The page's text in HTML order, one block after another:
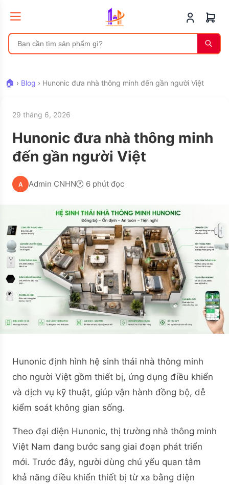
🏠 › Blog › Hunonic đưa nhà thông minh đến gần người Việt
29 tháng 6, 2026
Hunonic đưa nhà thông minh
đến gần người Việt
A Admin CNHN🕐 6 phút đọc
Hunonic định hình hệ sinh thái nhà thông minh
cho người Việt gồm thiết bị, ứng dụng điều khiển
và dịch vụ kỹ thuật, giúp vận hành đồng bộ, dễ
kiểm soát không gian sống.
Theo đại diện Hunonic, thị trường nhà thông minh
Việt Nam đang bước sang giai đoạn phát triển
mới. Trước đây, người dùng chủ yếu quan tâm
khả năng điều khiển thiết bị từ xa bằng điện